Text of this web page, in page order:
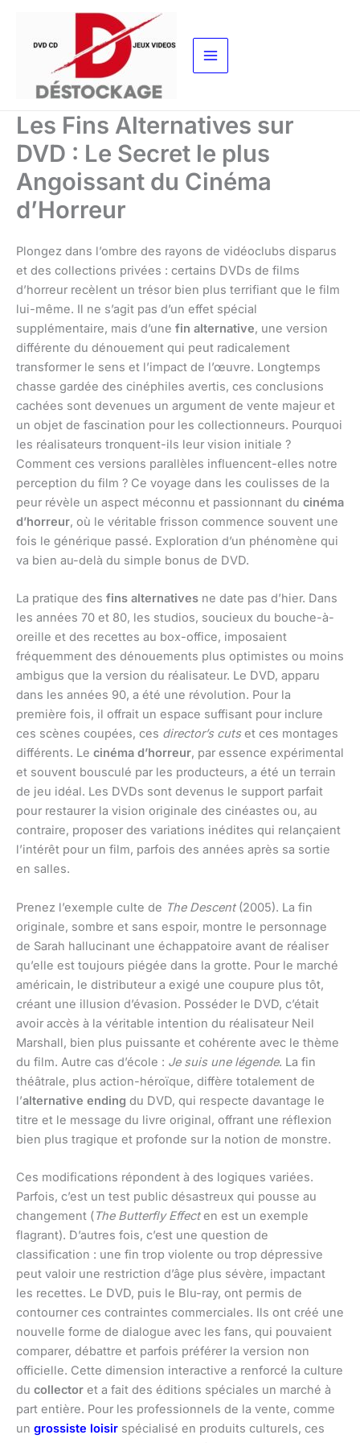
contenu
Les Fins Alternatives sur
DVD : Le Secret le plus
Angoissant du Cinéma
d’Horreur
Plongez dans l’ombre des rayons de vidéoclubs disparus
et des collections privées : certains DVDs de films
d’horreur recèlent un trésor bien plus terrifiant que le film
lui-même. Il ne s’agit pas d’un effet spécial
supplémentaire, mais d’une fin alternative, une version
différente du dénouement qui peut radicalement
transformer le sens et l’impact de l’œuvre. Longtemps
chasse gardée des cinéphiles avertis, ces conclusions
cachées sont devenues un argument de vente majeur et
un objet de fascination pour les collectionneurs. Pourquoi
les réalisateurs tronquent-ils leur vision initiale ?
Comment ces versions parallèles influencent-elles notre
perception du film ? Ce voyage dans les coulisses de la
peur révèle un aspect méconnu et passionnant du cinéma
d’horreur, où le véritable frisson commence souvent une
fois le générique passé. Exploration d’un phénomène qui
va bien au-delà du simple bonus de DVD.
La pratique des fins alternatives ne date pas d’hier. Dans
les années 70 et 80, les studios, soucieux du bouche-à-
oreille et des recettes au box-office, imposaient
fréquemment des dénouements plus optimistes ou moins
ambigus que la version du réalisateur. Le DVD, apparu
dans les années 90, a été une révolution. Pour la
première fois, il offrait un espace suffisant pour inclure
ces scènes coupées, ces director’s cutset ces montages
différents. Le cinéma d’horreur, par essence expérimental
et souvent bousculé par les producteurs, a été un terrain
de jeu idéal. Les DVDs sont devenus le support parfait
pour restaurer la vision originale des cinéastes ou, au
contraire, proposer des variations inédites qui relançaient
l’intérêt pour un film, parfois des années après sa sortie
en salles.
Prenez l’exemple culte de The Descent(2005). La fin
originale, sombre et sans espoir, montre le personnage
de Sarah hallucinant une échappatoire avant de réaliser
qu’elle est toujours piégée dans la grotte. Pour le marché
américain, le distributeur a exigé une coupure plus tôt,
créant une illusion d’évasion. Posséder le DVD, c’était
avoir accès à la véritable intention du réalisateur Neil
Marshall, bien plus puissante et cohérente avec le thème
du film. Autre cas d’école : Je suis une légende. La fin
théâtrale, plus action-héroïque, diffère totalement de
l’alternative ending du DVD, qui respecte davantage le
titre et le message du livre original, offrant une réflexion
bien plus tragique et profonde sur la notion de monstre.
Ces modifications répondent à des logiques variées.
Parfois, c’est un test public désastreux qui pousse au
changement (The Butterfly Effecten est un exemple
flagrant). D’autres fois, c’est une question de
classification : une fin trop violente ou trop dépressive
peut valoir une restriction d’âge plus sévère, impactant
les recettes. Le DVD, puis le Blu-ray, ont permis de
contourner ces contraintes commerciales. Ils ont créé une
nouvelle forme de dialogue avec les fans, qui pouvaient
comparer, débattre et parfois préférer la version non
officielle. Cette dimension interactive a renforcé la culture
du collector et a fait des éditions spéciales un marché à
part entière. Pour les professionnels de la vente, comme
un grossiste loisir spécialisé en produits culturels, ces